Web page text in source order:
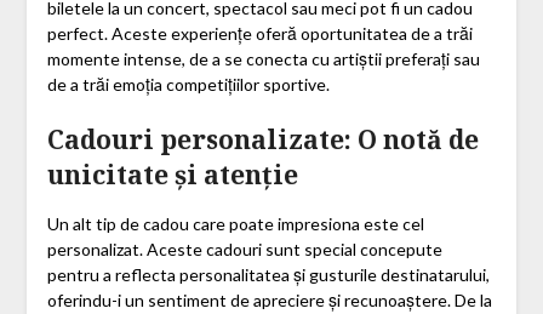
biletele la un concert, spectacol sau meci pot fi un cadou
perfect. Aceste experiențe oferă oportunitatea de a trăi
momente intense, de a se conecta cu artiștii preferați sau
de a trăi emoția competițiilor sportive.
Cadouri personalizate: O notă de
unicitate și atenție
Un alt tip de cadou care poate impresiona este cel
personalizat. Aceste cadouri sunt special concepute
pentru a reflecta personalitatea și gusturile destinatarului,
oferindu-i un sentiment de apreciere și recunoaștere. De la